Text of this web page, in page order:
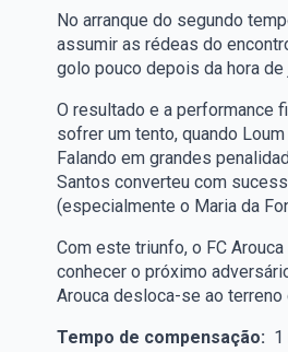
No arranque do segundo
assumir as rédeas do
golo pouco depois da hora
O resultado e a performance
sofrer um tento, quando
Falando em grandes
Santos converteu com
(especialmente o Maria da
Com este triunfo, o FC
conhecer o próximo
Arouca desloca-se ao terreno
Tempo de compensação: 1